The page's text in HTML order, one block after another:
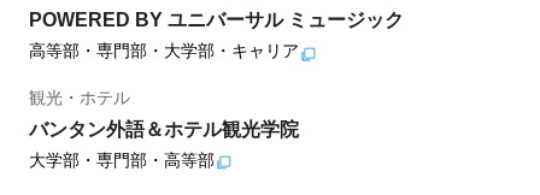
POWERED BY ユニバーサル ミュージック
高等部・専門部・大学部・キャリア
観光・ホテル
バンタン外語＆ホテル観光学院
大学部・専門部・高等部